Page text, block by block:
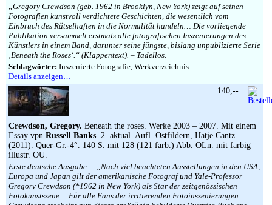
„Gregory Crewdson (geb. 1962 in Brooklyn, New York) zeigt auf seinen
Fotografien kunstvoll verdichtete Geschichten, die wesentlich vom
Einbruch des Rätselhaften in die Normalität handeln… Die vorliegende
Publikation versammelt erstmals alle fotografischen Inszenierungen des
Künstlers in einem Band, darunter seine jüngste, bislang unpublizierte Serie
‚Beneath the Roses‘.“ (Klappentext). – Tadellos.
Schlagwörter: Inszenierte Fotografie, Werkverzeichnis
Details anzeigen…
Crewdson, Gregory. Beneath the roses. Werke 2003 – 2007. Mit einem
Essay vpn Russell Banks. 2. aktual. Aufl. Ostfildern, Hatje Cantz
(2011). Quer-Gr.-4°. 140 S. mit 128 (121 farb.) Abb. OLn. mit farbig
illustr. OU.
Erste deutsche Ausgabe. – „Nach viel beachteten Ausstellungen in den USA,
Europa und Japan gilt der amerikanische Fotograf und Yale-Professor
Gregory Crewdson (*1962 in New York) als Star der zeitgenössischen
Fotokunstszene… Für alle Fans der irritierenden Fotoinszenierungen
140,--